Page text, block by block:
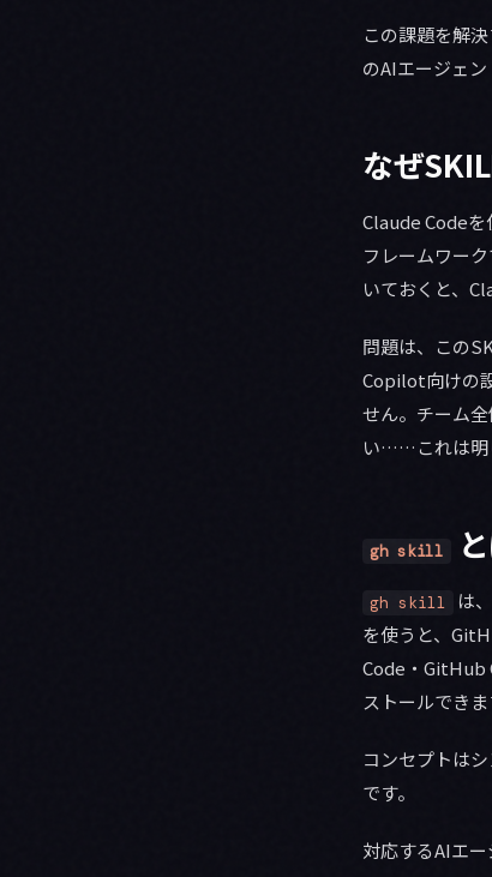
この課題を解
のAIエージェ
なぜ
Claude Code
フレームワー
いておくと、
問題は、この
Copilot向けの
せん。チーム
い……これは明
gh skill
gh skill
は
を使うと、
Code・GitHub
ストールできま
コンセプトは
です。
対応するAIエ